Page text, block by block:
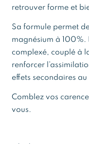
retrouver forme et
Sa formule permet
magnésium à 100%.
complexé, couplé à
renforcer
effets secondaires
Comblez vos
vous.